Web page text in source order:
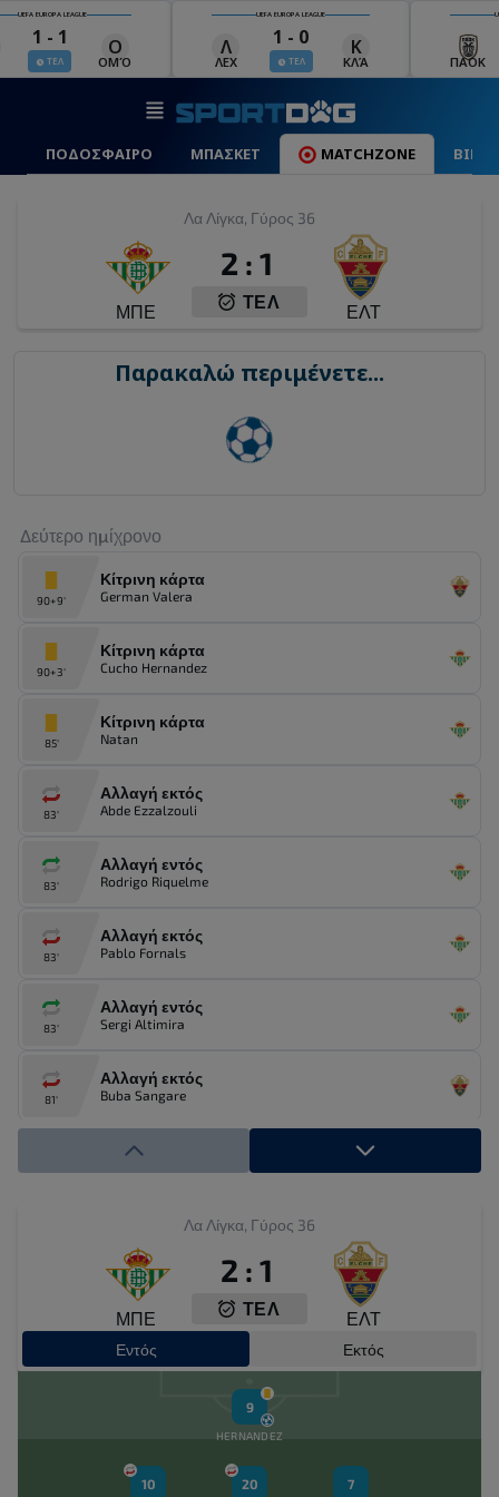
UEFA EUROPA LEAGUE
Λ
ΛΕΧ
1 - 0
ΤΕΛ
UEFA EUROPA LEAGUE
ΠΑΟΚ
0 - 1
ΤΕΛ
ΠΟΔΟΣΦΑΙΡΟ ΜΠΑΣΚΕΤ MATCHZONE
Λα Λίγκα, Γύρος 36
ΜΠΕ
2 : 1
ΤΕΛ ΕΛΤ
Παρακαλώ περιμένετε...
Δεύτερο ημίχρονο
90+9'
Κίτρινη κάρτα
German Valera
90+3'
Κίτρινη κάρτα
Cucho Hernandez
85'
Κίτρινη κάρτα
Natan
83'
Αλλαγή εκτός
Abde Ezzalzouli
83'
Αλλαγή εντός
Rodrigo Riquelme
83'
Αλλαγή εκτός
Pablo Fornals
83'
Αλλαγή εντός
Sergi Altimira
81'
Αλλαγή εκτός
Buba Sangare
81'
Αλλαγή εντός
Αλλαγή εκτός
Αλλαγή εντός
John Nwankwo Donald
Κίτρινη κάρτα
Λα Λίγκα, Γύρος 36
ΜΠΕ
2 : 1
ΤΕΛ ΕΛΤ
Εντός Εκτός
9
HERNANDEZ
7
20
10